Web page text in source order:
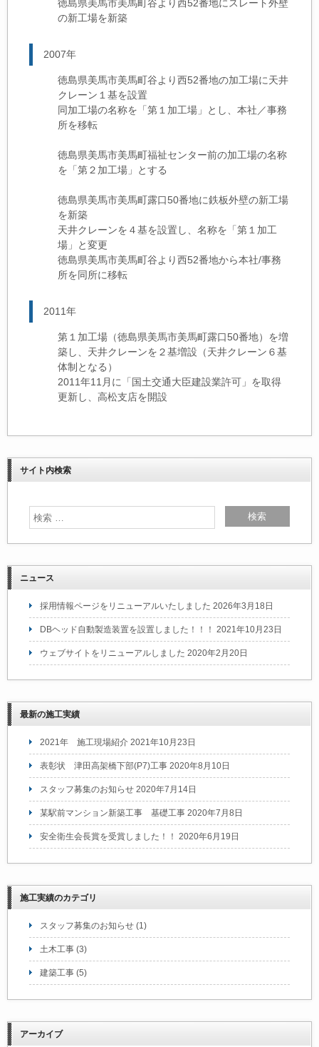
徳島県美馬市美馬町谷より西52番地にスレート外壁
の新工場を新築
2007年
徳島県美馬市美馬町谷より西52番地の加工場に天井
クレーン１基を設置
同加工場の名称を「第１加工場」とし、本社／事務
所を移転
徳島県美馬市美馬町福祉センター前の加工場の名称
を「第２加工場」とする
徳島県美馬市美馬町露口50番地に鉄板外壁の新工場
を新築
天井クレーンを４基を設置し、名称を「第１加工
場」と変更
徳島県美馬市美馬町谷より西52番地から本社/事務
所を同所に移転
2011年
第１加工場（徳島県美馬市美馬町露口50番地）を増
築し、天井クレーンを２基増設（天井クレーン６基
体制となる）
2011年11月に「国土交通大臣建設業許可」を取得
更新し、高松支店を開設
サイト内検索
ニュース
採用情報ページをリニューアルいたしました 2026年3月18日
DBヘッド自動製造装置を設置しました！！！ 2021年10月23日
ウェブサイトをリニューアルしました 2020年2月20日
最新の施工実績
2021年 施工現場紹介 2021年10月23日
表彰状 津田高架橋下部(P7)工事 2020年8月10日
スタッフ募集のお知らせ 2020年7月14日
某駅前マンション新築工事 基礎工事 2020年7月8日
安全衛生会長賞を受賞しました！！ 2020年6月19日
施工実績のカテゴリ
スタッフ募集のお知らせ (1)
土木工事 (3)
建築工事 (5)
アーカイブ